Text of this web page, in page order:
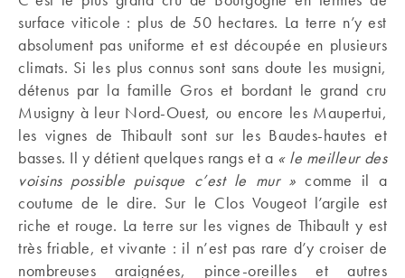
surface viticole : plus de 50 hectares. La terre n’y est
absolument pas uniforme et est découpée en plusieurs
climats. Si les plus connus sont sans doute les musigni,
détenus par la famille Gros et bordant le grand cru
Musigny à leur Nord-Ouest, ou encore les Maupertui,
les vignes de Thibault sont sur les Baudes-hautes et
basses. Il y détient quelques rangs et a « le meilleur des
voisins possible puisque c’est le mur » comme il a
coutume de le dire. Sur le Clos Vougeot l’argile est
riche et rouge. La terre sur les vignes de Thibault y est
très friable, et vivante : il n’est pas rare d’y croiser de
nombreuses araignées, pince-oreilles et autres